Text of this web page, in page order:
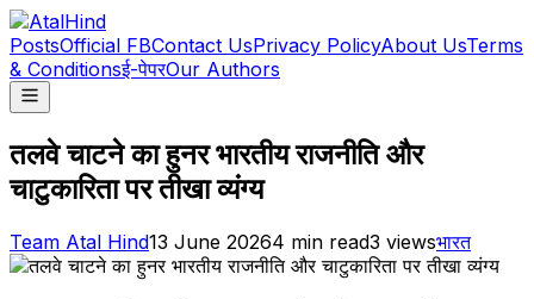
PostsOfficial FBContact UsPrivacy PolicyAbout UsTerms
& Conditionsई-पेपरOur Authors
तलवे चाटने का हुनर भारतीय राजनीति और
चाटुकारिता पर तीखा व्यंग्य
Team Atal Hind13 June 20264 min read3 viewsभारत